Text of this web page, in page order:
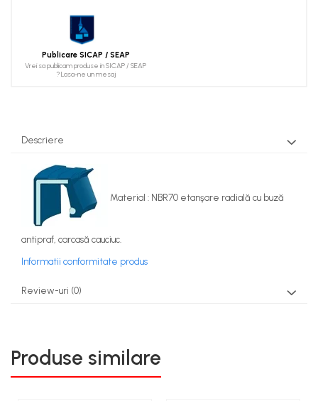
Publicare SICAP / SEAP
Vrei sa publicam produse in SICAP / SEAP
? Lasa-ne un mesaj
Descriere
Material : NBR70 etanşare radială cu buză
antipraf, carcasă cauciuc.
Informatii conformitate produs
Review-uri (0)
Produse similare